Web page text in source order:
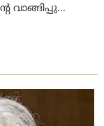
വാങ്ങിപ്പു...